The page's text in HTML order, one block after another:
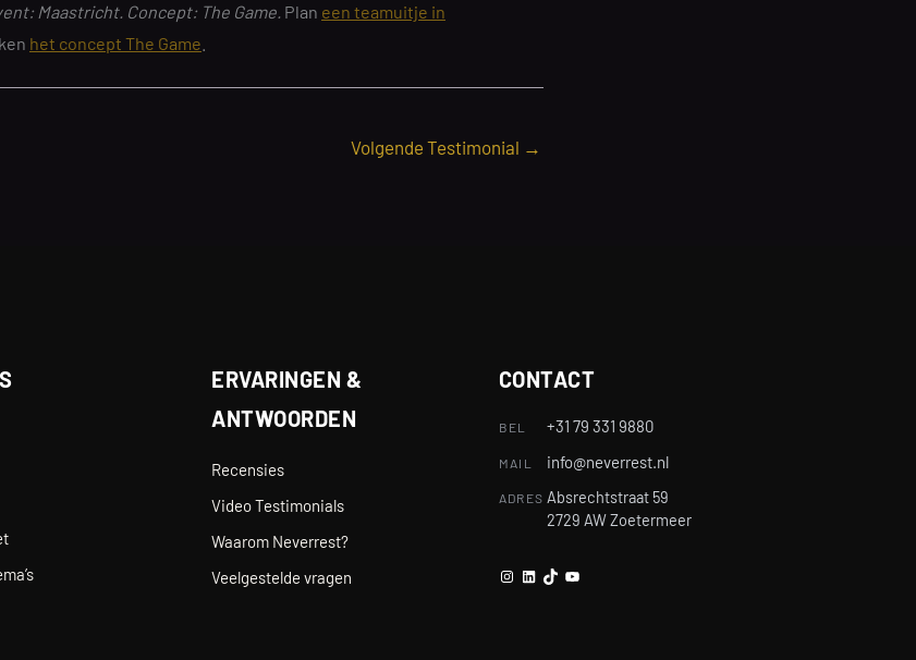
Maastricht. Concept: The Game. Plan een teamuitje in
het concept The Game
Volgende Testimonial →
ERVARINGEN &
ANTWOORDEN
Recensies
Video Testimonials
Waarom Neverrest?
Veelgestelde vragen
CONTACT
BEL +31 79 331 9880
MAIL info@neverrest.nl
ADRES Absrechtstraat 59
2729 AW Zoetermeer
Instagram
LinkedIn
TikTokYouTube